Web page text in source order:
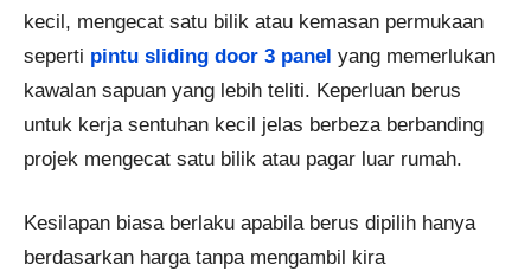
kecil, mengecat satu bilik atau kemasan permukaan
seperti pintu sliding door 3 panel yang memerlukan
kawalan sapuan yang lebih teliti. Keperluan berus
untuk kerja sentuhan kecil jelas berbeza berbanding
projek mengecat satu bilik atau pagar luar rumah.
Kesilapan biasa berlaku apabila berus dipilih hanya
berdasarkan harga tanpa mengambil kira